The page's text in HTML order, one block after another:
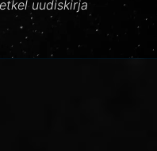
uudiskirja